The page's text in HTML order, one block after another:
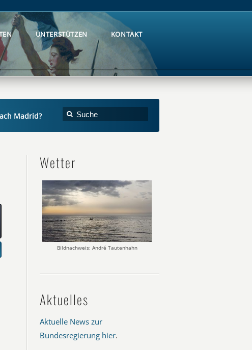
UNTERSTÜTZEN KONTAKT
Madrid?
Wetter
Bildnachweis: André Tautenhahn
Aktuelles
Aktuelle News zur
Bundesregierung hier.
UNTERSTÜTZEN KONTAKT